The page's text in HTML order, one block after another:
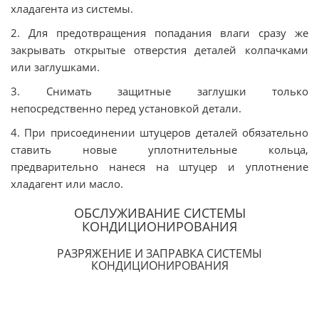
хладагента из системы.
2. Для предотвращения попадания влаги сразу же
закрывать открытые отверстия деталей колпачками
или заглушками.
3. Снимать защитные заглушки только
непосредственно перед установкой детали.
4. При присоединении штуцеров деталей обязательно
ставить новые уплотнительные кольца,
предварительно нанеся на штуцер и уплотнение
хладагент или масло.
ОБСЛУЖИВАНИЕ СИСТЕМЫ
КОНДИЦИОНИРОВАНИЯ
РАЗРЯЖЕНИЕ И ЗАПРАВКА СИСТЕМЫ
КОНДИЦИОНИРОВАНИЯ